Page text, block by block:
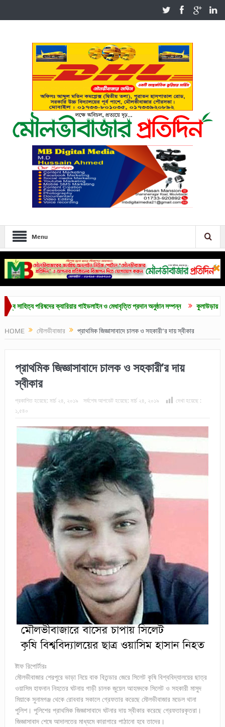
Menu
পরিষদের ক্যারিয়ার গাইডলাইন ও মেধাবৃত্তি প্রদান অনুষ্ঠান সম্পন্ন কুলাউড়ায় জুলাই
HOME মৌলভীবাজার প্রাথমিক জিজ্ঞাসাবাদে চালক ও সহকারী’র দায় স্বীকার
প্রাথমিক জিজ্ঞাসাবাদে চালক ও সহকারী’র দায়
স্বীকার
প্রকাশিত হয়েছে: মার্চ ২৪, ২০১৯ সর্বশেষ আপডেট হয়েছে: মার্চ ২৪, ২০১৯
দেখা হয়েছে :
১,৫৪০
ষ্টাফ রিপোর্টারঃ
মৌলভীবাজার শেরপুরে ভাড়া নিয়ে বাক বিতন্ডার জেরে সিলেট কৃষি বিশ্ববিদ্যালয়ের ছাত্র
ওয়াসিম হাফনান নিহতের ঘটনায় গাড়ী চালক জুয়েল আহমদকে সিলেট ও সহকারী মাসুদ
মিয়াকে সুনামগঞ্জ থেকে রোববার সকালে গ্রেফতার করেছে মৌলভীবাজার মডেল থানা
পুলিশ। পুলিশের প্রাথমিক জিজ্ঞাসাবাদে ঘটনার দায় স্বীকার করেছে গ্রেফতারকৃতরা।
জিজ্ঞাসাবাদ শেষে আদালতের মাধ্যমে কারাগারে পাঠানো হবে তাদের।